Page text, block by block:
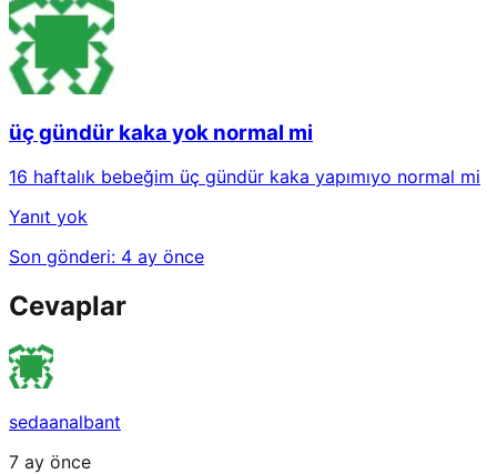
üç gündür kaka yok normal mi
16 haftalık bebeğim üç gündür kaka yapımıyo normal mi
Yanıt yok
Son gönderi: 4 ay önce
Cevaplar
sedaanalbant
7 ay önce